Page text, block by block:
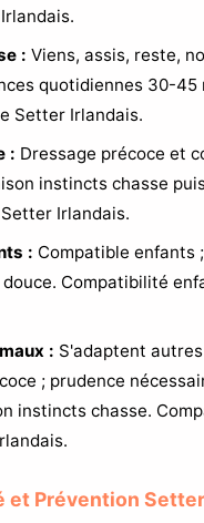
: Viens, assis, reste,
quotidiennes 30-45
Setter Irlandais.
: Dressage précoce et
instincts chasse
Irlandais.
: Compatible enfants
Compatibilité
: S'adaptent
; prudence
instincts chasse.
et Prévention